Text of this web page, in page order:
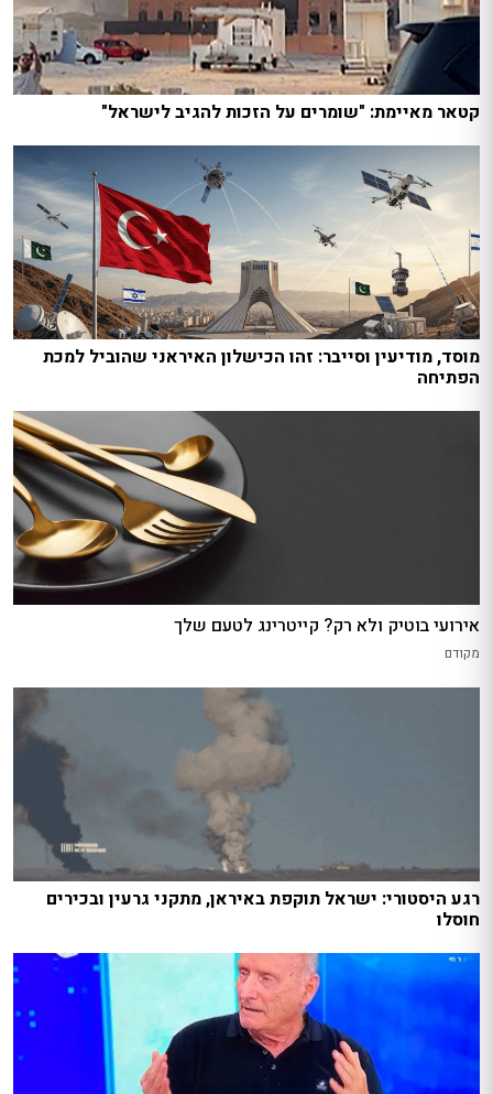
קטאר מאיימת: "שומרים על הזכות להגיב לישראל"
מוסד, מודיעין וסייבר: זהו הכישלון האיראני שהוביל למכת
הפתיחה
אירועי בוטיק ולא רק? קייטרינג לטעם שלך
מקודם
רגע היסטורי: ישראל תוקפת באיראן, מתקני גרעין ובכירים
חוסלו